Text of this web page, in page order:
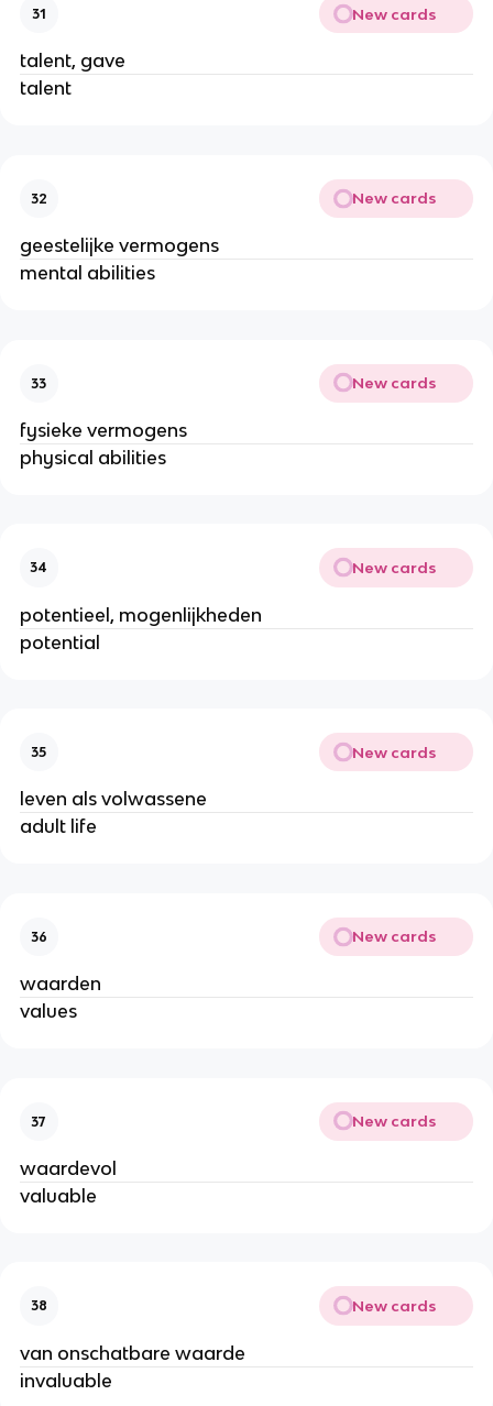
31 New cards
talent, gave
talent
32 New cards
geestelijke vermogens
mental abilities
33 New cards
fysieke vermogens
physical abilities
34 New cards
potentieel, mogenlijkheden
potential
35 New cards
leven als volwassene
adult life
36 New cards
waarden
values
37 New cards
waardevol
valuable
38 New cards
van onschatbare waarde
invaluable